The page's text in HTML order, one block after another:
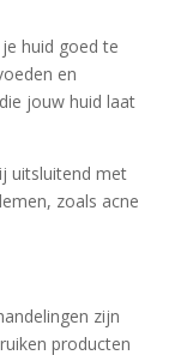
huid goed te
en
jouw huid laat
uitsluitend met
zoals acne
zijn
producten